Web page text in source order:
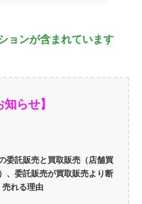
ョンが含まれています
知らせ】
委託販売と買取販売（店舗買
、委託販売が買取販売より断
売れる理由